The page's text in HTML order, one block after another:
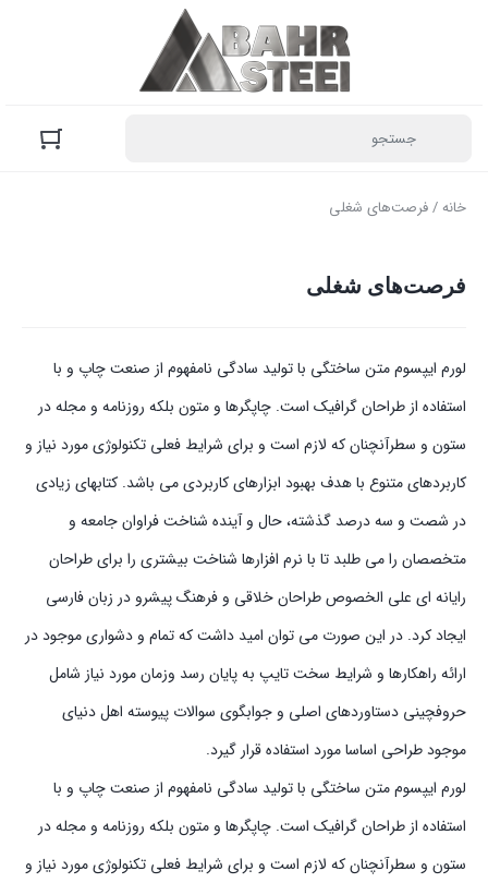
خانه/ فرصت‌های شغلی
فرصت‌های شغلی
لورم ایپسوم متن ساختگی با تولید سادگی نامفهوم از صنعت چاپ و با
استفاده از طراحان گرافیک است. چاپگرها و متون بلکه روزنامه و مجله در
ستون و سطرآنچنان که لازم است و برای شرایط فعلی تکنولوژی مورد نیاز و
کاربردهای متنوع با هدف بهبود ابزارهای کاربردی می باشد. کتابهای زیادی
در شصت و سه درصد گذشته، حال و آینده شناخت فراوان جامعه و
متخصصان را می طلبد تا با نرم افزارها شناخت بیشتری را برای طراحان
رایانه ای علی الخصوص طراحان خلاقی و فرهنگ پیشرو در زبان فارسی
ایجاد کرد. در این صورت می توان امید داشت که تمام و دشواری موجود در
ارائه راهکارها و شرایط سخت تایپ به پایان رسد وزمان مورد نیاز شامل
حروفچینی دستاوردهای اصلی و جوابگوی سوالات پیوسته اهل دنیای
موجود طراحی اساسا مورد استفاده قرار گیرد.
لورم ایپسوم متن ساختگی با تولید سادگی نامفهوم از صنعت چاپ و با
استفاده از طراحان گرافیک است. چاپگرها و متون بلکه روزنامه و مجله در
ستون و سطرآنچنان که لازم است و برای شرایط فعلی تکنولوژی مورد نیاز و